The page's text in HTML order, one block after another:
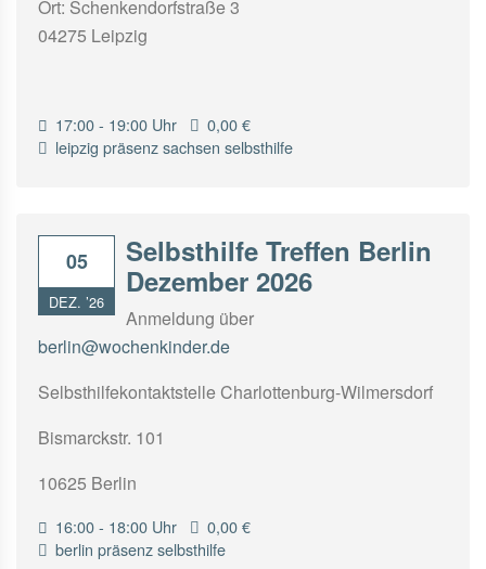
Ort: Schenkendorfstraße 3
04275 Leipzig
17:00 - 19:00 Uhr
0,00 €
leipzig präsenzsachsen selbsthilfe
05
DEZ. ’26
Selbsthilfe Treffen Berlin
Dezember 2026
Anmeldung über
berlin@wochenkinder.de
Selbsthilfekontaktstelle Charlottenburg-Wilmersdorf
Bismarckstr. 101
10625 Berlin
16:00 - 18:00 Uhr
0,00 €
berlin präsenzselbsthilfe